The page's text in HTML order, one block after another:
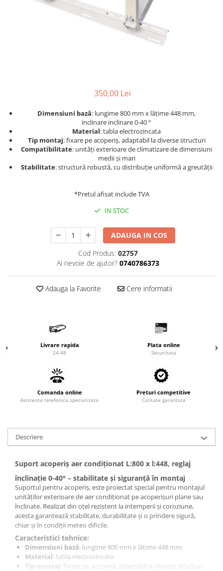
Compresoare Copeland
Compresoare Danfoss
Cubic
Automatizare
Controlere
Panou comanda
Separator ulei
Motor ventilator
Ventilator axial
Yale, balamale
Accesorii aer conditionat
Compresor aer conditionat
350,00 Lei
Dimensiuni bază: lungime 800 mm x lățime 448 mm,
inclinare inclinare 0-40 °
Material: tabla electrozincata
Tip montaj: fixare pe acoperiș, adaptabil la diverse structuri
Compatibilitate: unități exterioare de climatizare de dimensiuni
medii și mari
Stabilitate: structură robustă, cu distribuție uniformă a greutății
*Pretul afisat include TVA
IN STOC
ADAUGA IN COS
Cod Produs: 02757
Ai nevoie de ajutor? 0740786373
Adauga la Favorite Cere informatii
Livrare rapida
24-48
Plata online
Securizata
Comanda online
Asistenta telefonica specializata
Preturi competitive
Calitate garantata
Descriere
Suport acoperiș aer condiționat L:800 x l:448, reglaj
înclinație 0-40° – stabilitate și siguranță în montaj
Suportul pentru acoperiș, este proiectat special pentru montajul
unităților exterioare de aer condiționat pe acoperișuri plane sau
înclinate. Realizat din oțel rezistent la intemperii și coroziune,
acesta garantează stabilitate, durabilitate și o prindere sigură,
chiar și în condiții meteo dificile.
Caracteristici tehnice:
Dimensiuni bază: lungime 800 mm x lățime 448 mm
Material: tabla electrozincata
Tip montaj: fixare pe acoperiș, adaptabil la diverse structuri